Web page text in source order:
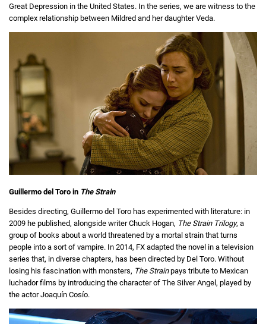
Great Depression in the United States. In the series, we are witness to the
complex relationship between Mildred and her daughter Veda.
Guillermo del Toro in The Strain
Besides directing, Guillermo del Toro has experimented with literature: in
2009 he published, alongside writer Chuck Hogan, The Strain Trilogy, a
group of books about a world threatened by a mortal strain that turns
people into a sort of vampire. In 2014, FX adapted the novel in a television
series that, in diverse chapters, has been directed by Del Toro. Without
losing his fascination with monsters, The Strainpays tribute to Mexican
luchador films by introducing the character of The Silver Angel, played by
the actor Joaquín Cosío.